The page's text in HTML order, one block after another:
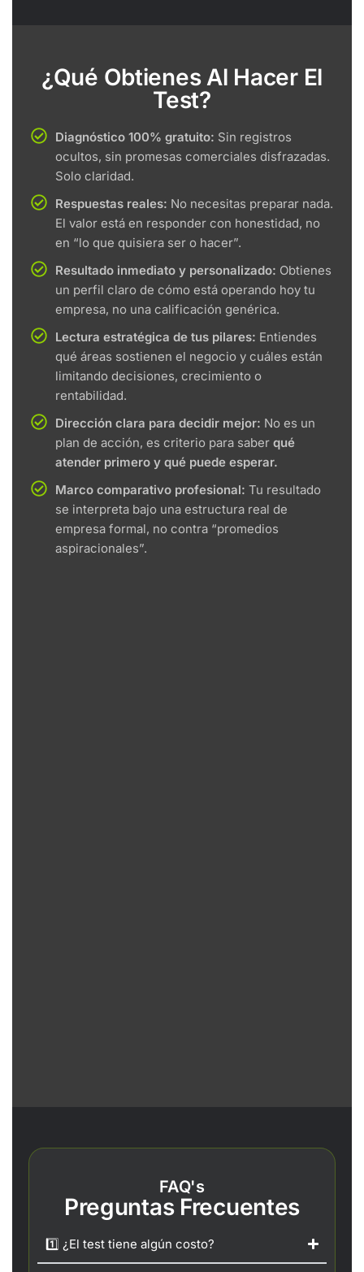
¿Qué Obtienes Al Hacer El
Test?
Diagnóstico 100% gratuito: Sin registros
ocultos, sin promesas comerciales disfrazadas.
Solo claridad.
Respuestas reales: No necesitas preparar nada.
El valor está en responder con honestidad, no
en “lo que quisiera ser o hacer”.
Resultado inmediato y personalizado: Obtienes
un perfil claro de cómo está operando hoy tu
empresa, no una calificación genérica.
Lectura estratégica de tus pilares: Entiendes
qué áreas sostienen el negocio y cuáles están
limitando decisiones, crecimiento o
rentabilidad.
Dirección clara para decidir mejor: No es un
plan de acción, es criterio para saber qué
atender primero y qué puede esperar.
Marco comparativo profesional: Tu resultado
se interpreta bajo una estructura real de
empresa formal, no contra “promedios
aspiracionales”.
FAQ's
Preguntas Frecuentes
1️⃣ ¿El test tiene algún costo?